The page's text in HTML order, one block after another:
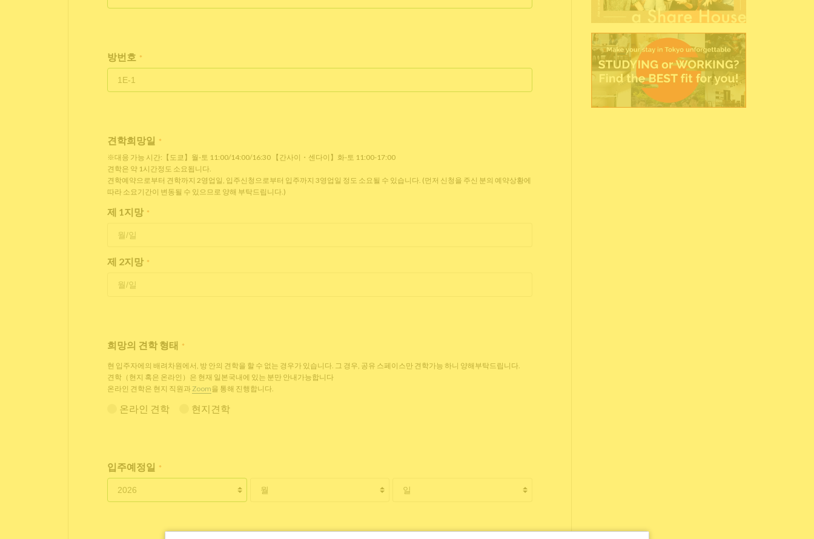
방번호 *
견학희망일 *
※대응 가능 시간:【도쿄】월-토 11:00/14:00/16:30 【간사이・센다이】화-토 11:00-17:00
견학은 약 1시간정도 소요됩니다.
견학예약으로부터 견학까지 2영업일, 입주신청으로부터 입주까지 3영업일 정도 소요될 수 있습니다. (먼저 신청을 주신 분의 예약상황에
따라 소요기간이 변동될 수 있으므로 양해 부탁드립니다.)
제 1지망 *
제 2지망 *
희망의 견학 형태 *
현 입주자에의 배려차원에서, 방 안의 견학을 할 수 없는 경우가 있습니다. 그 경우, 공유 스페이스만 견학가능 하니 양해부탁드립니다.
견학（현지 혹은 온라인）은 현재 일본국내에 있는 분만 안내가능합니다
온라인 견학은 현지 직원과Zoom을 통해 진행합니다.
온라인 견학 현지견학
입주예정일 *